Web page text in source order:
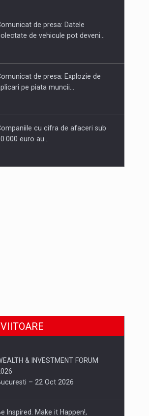
ROMANIAN CORPORATE
de presa: Datele
de vehicule pot deveni…
de presa: Explozie de
pe piata muncii…
cu cifra de afaceri sub
euro au…
& INVESTMENT FORUM
– 22 Oct 2026
Inspired. Make it Happen!,